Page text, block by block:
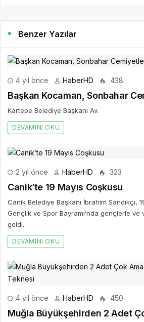
Benzer Yazılar
4 yıl önce HaberHD 438
Başkan Kocaman, Sonbahar
Kartepe Belediye Başkanı Av.
DEVAMINI OKU
2 yıl önce HaberHD 323
Canik’te 19 Mayıs Coşkusu
Canik Belediye Başkanı İbrahim Sandıkçı,
Gençlik ve Spor Bayramı’nda gençlerle
geldi.
DEVAMINI OKU
4 yıl önce HaberHD 450
Muğla Büyükşehirden 2 Adet